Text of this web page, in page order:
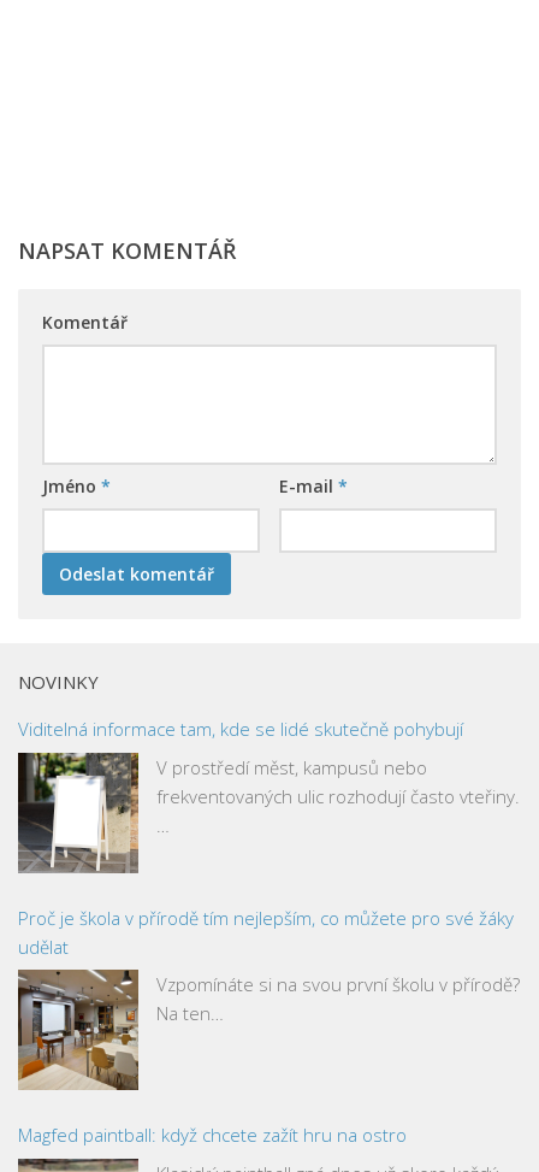
NAPSAT KOMENTÁŘ
Komentář
Jméno * E-mail *
NOVINKY
Viditelná informace tam, kde se lidé skutečně pohybují
V prostředí měst, kampusů nebo
frekventovaných ulic rozhodují často vteřiny.
Proč je škola v přírodě tím nejlepším, co můžete pro své žáky
udělat
Vzpomínáte si na svou první školu v přírodě?
Na ten…
Magfed paintball: když chcete zažít hru na ostro